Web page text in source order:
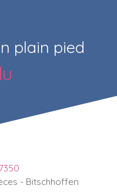
plain pied
- Bitschhoffen